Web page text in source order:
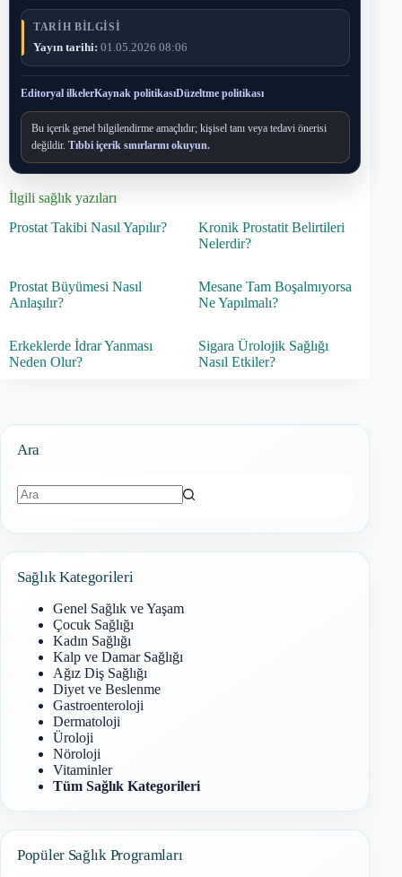
TARIH BILGISI
Yayın tarihi: 01.05.2026 08:06
Editoryal ilkelerKaynak politikasıDüzeltme politikası
Bu içerik genel bilgilendirme amaçlıdır; kişisel tanı veya tedavi önerisi
değildir. Tıbbi içerik sınırlarını okuyun.
İlgili sağlık yazıları
Prostat Takibi Nasıl Yapılır?
Kronik Prostatit Belirtileri
Nelerdir?
Prostat Büyümesi Nasıl
Anlaşılır?
Mesane Tam Boşalmıyorsa
Ne Yapılmalı?
Erkeklerde İdrar Yanması
Neden Olur?
Sigara Ürolojik Sağlığı
Nasıl Etkiler?
Ara
Sağlık Kategorileri
Genel Sağlık ve Yaşam
Çocuk Sağlığı
Kadın Sağlığı
Kalp ve Damar Sağlığı
Ağız Diş Sağlığı
Diyet ve Beslenme
Gastroenteroloji
Dermatoloji
Üroloji
Nöroloji
Vitaminler
Tüm Sağlık Kategorileri
Popüler Sağlık Programları